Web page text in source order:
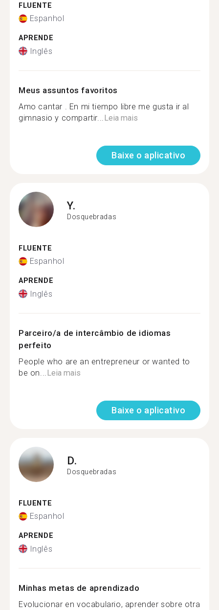
FLUENTE
Espanhol
APRENDE
Inglês
Meus assuntos favoritos
Amo cantar . En mi tiempo libre me gusta ir al
gimnasio y compartir... Leia mais
Baixe o aplicativo
Y.
Dosquebradas
FLUENTE
Espanhol
APRENDE
Inglês
Parceiro/a de intercâmbio de idiomas
perfeito
People who are an entrepreneur or wanted to
be on... Leia mais
Baixe o aplicativo
D.
Dosquebradas
FLUENTE
Espanhol
APRENDE
Inglês
Minhas metas de aprendizado
Evolucionar en vocabulario, aprender sobre otra